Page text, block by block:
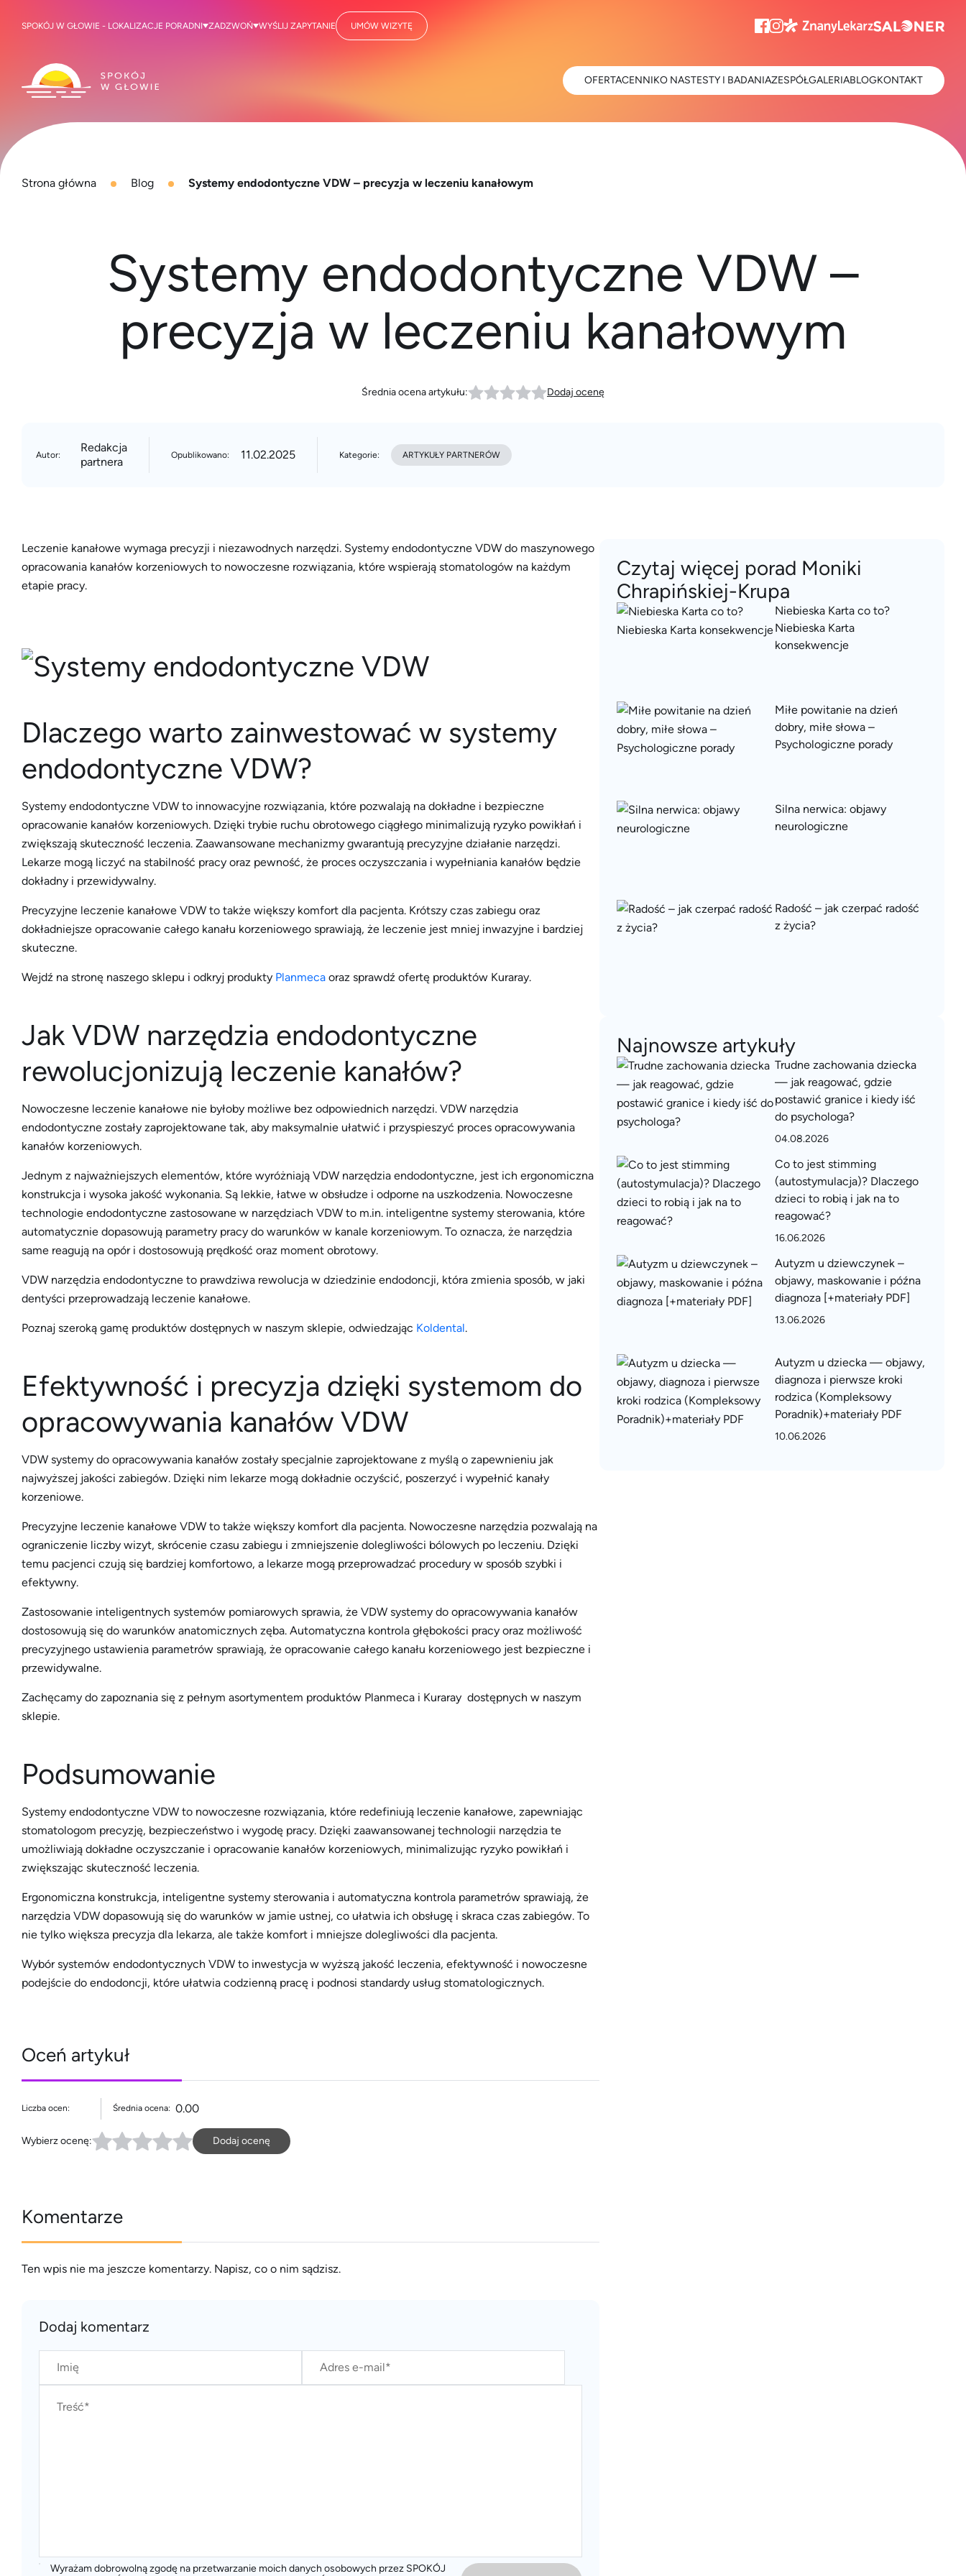
Strona główna Blog Systemy endodontyczne VDW – precyzja w leczeniu kanałowym
Systemy endodontyczne VDW –
precyzja w leczeniu kanałowym
Średnia ocena artykułu: Dodaj ocenę
Autor:
Redakcja
partnera
Opublikowano: 11.02.2025 Kategorie: ARTYKUŁY PARTNERÓW
Leczenie kanałowe wymaga precyzji i niezawodnych narzędzi. Systemy endodontyczne VDW do maszynowego
opracowania kanałów korzeniowych to nowoczesne rozwiązania, które wspierają stomatologów na każdym
etapie pracy.
Dlaczego warto zainwestować w systemy
endodontyczne VDW?
Systemy endodontyczne VDW to innowacyjne rozwiązania, które pozwalają na dokładne i bezpieczne
opracowanie kanałów korzeniowych. Dzięki trybie ruchu obrotowego ciągłego minimalizują ryzyko powikłań i
zwiększają skuteczność leczenia. Zaawansowane mechanizmy gwarantują precyzyjne działanie narzędzi.
Lekarze mogą liczyć na stabilność pracy oraz pewność, że proces oczyszczania i wypełniania kanałów będzie
dokładny i przewidywalny.
Precyzyjne leczenie kanałowe VDW to także większy komfort dla pacjenta. Krótszy czas zabiegu oraz
dokładniejsze opracowanie całego kanału korzeniowego sprawiają, że leczenie jest mniej inwazyjne i bardziej
skuteczne.
Wejdź na stronę naszego sklepu i odkryj produkty Planmeca oraz sprawdź ofertę produktów Kuraray.
Jak VDW narzędzia endodontyczne
rewolucjonizują leczenie kanałów?
Nowoczesne leczenie kanałowe nie byłoby możliwe bez odpowiednich narzędzi. VDW narzędzia
endodontyczne zostały zaprojektowane tak, aby maksymalnie ułatwić i przyspieszyć proces opracowywania
kanałów korzeniowych.
Jednym z najważniejszych elementów, które wyróżniają VDW narzędzia endodontyczne, jest ich ergonomiczna
konstrukcja i wysoka jakość wykonania. Są lekkie, łatwe w obsłudze i odporne na uszkodzenia. Nowoczesne
technologie endodontyczne zastosowane w narzędziach VDW to m.in. inteligentne systemy sterowania, które
automatycznie dopasowują parametry pracy do warunków w kanale korzeniowym. To oznacza, że narzędzia
same reagują na opór i dostosowują prędkość oraz moment obrotowy.
VDW narzędzia endodontyczne to prawdziwa rewolucja w dziedzinie endodoncji, która zmienia sposób, w jaki
dentyści przeprowadzają leczenie kanałowe.
Poznaj szeroką gamę produktów dostępnych w naszym sklepie, odwiedzając Koldental.
Efektywność i precyzja dzięki systemom do
opracowywania kanałów VDW
VDW systemy do opracowywania kanałów zostały specjalnie zaprojektowane z myślą o zapewnieniu jak
najwyższej jakości zabiegów. Dzięki nim lekarze mogą dokładnie oczyścić, poszerzyć i wypełnić kanały
korzeniowe.
Precyzyjne leczenie kanałowe VDW to także większy komfort dla pacjenta. Nowoczesne narzędzia pozwalają na
ograniczenie liczby wizyt, skrócenie czasu zabiegu i zmniejszenie dolegliwości bólowych po leczeniu. Dzięki
temu pacjenci czują się bardziej komfortowo, a lekarze mogą przeprowadzać procedury w sposób szybki i
efektywny.
Zastosowanie inteligentnych systemów pomiarowych sprawia, że VDW systemy do opracowywania kanałów
dostosowują się do warunków anatomicznych zęba. Automatyczna kontrola głębokości pracy oraz możliwość
precyzyjnego ustawienia parametrów sprawiają, że opracowanie całego kanału korzeniowego jest bezpieczne i
przewidywalne.
Zachęcamy do zapoznania się z pełnym asortymentem produktów Planmeca i Kuraray dostępnych w naszym
sklepie.
Podsumowanie
Systemy endodontyczne VDW to nowoczesne rozwiązania, które redefiniują leczenie kanałowe, zapewniając
stomatologom precyzję, bezpieczeństwo i wygodę pracy. Dzięki zaawansowanej technologii narzędzia te
umożliwiają dokładne oczyszczanie i opracowanie kanałów korzeniowych, minimalizując ryzyko powikłań i
zwiększając skuteczność leczenia.
Ergonomiczna konstrukcja, inteligentne systemy sterowania i automatyczna kontrola parametrów sprawiają, że
narzędzia VDW dopasowują się do warunków w jamie ustnej, co ułatwia ich obsługę i skraca czas zabiegów. To
nie tylko większa precyzja dla lekarza, ale także komfort i mniejsze dolegliwości dla pacjenta.
Wybór systemów endodontycznych VDW to inwestycja w wyższą jakość leczenia, efektywność i nowoczesne
podejście do endodoncji, które ułatwia codzienną pracę i podnosi standardy usług stomatologicznych.
Oceń artykuł
Liczba ocen: Średnia ocena: 0.00
Wybierz ocenę: Dodaj ocenę
Komentarze
Ten wpis nie ma jeszcze komentarzy. Napisz, co o nim sądzisz.
Dodaj komentarz
Wyrażam dobrowolną zgodę na przetwarzanie moich danych osobowych przez SPOKÓJ
Czytaj więcej porad Moniki
Chrapińskiej-Krupa
Niebieska Karta co to?
Niebieska Karta
konsekwencje
Miłe powitanie na dzień
dobry, miłe słowa –
Psychologiczne porady
Silna nerwica: objawy
neurologiczne
Radość – jak czerpać radość
z życia?
Najnowsze artykuły
Trudne zachowania dziecka
— jak reagować, gdzie
postawić granice i kiedy iść
do psychologa?
04.08.2026
Co to jest stimming
(autostymulacja)? Dlaczego
dzieci to robią i jak na to
reagować?
16.06.2026
Autyzm u dziewczynek –
objawy, maskowanie i późna
diagnoza [+materiały PDF]
13.06.2026
Autyzm u dziecka — objawy,
diagnoza i pierwsze kroki
rodzica (Kompleksowy
Poradnik)+materiały PDF
10.06.2026
SPOKÓJ W GŁOWIE - LOKALIZACJE PORADNI ZADZWOŃ WYŚLIJ ZAPYTANIE UMÓW WIZYTĘ
OFERTACENNIKO NASTESTY I BADANIAZESPÓŁGALERIABLOGKONTAKT